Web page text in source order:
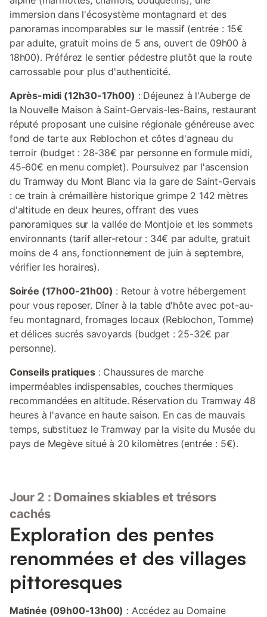
immersion dans l'écosystème montagnard et des
panoramas incomparables sur le massif (entrée : 15€
par adulte, gratuit moins de 5 ans, ouvert de 09h00 à
18h00). Préférez le sentier pédestre plutôt que la route
carrossable pour plus d'authenticité.
Après-midi (12h30-17h00) : Déjeunez à l'Auberge de
la Nouvelle Maison à Saint-Gervais-les-Bains, restaurant
réputé proposant une cuisine régionale généreuse avec
fond de tarte aux Reblochon et côtes d'agneau du
terroir (budget : 28-38€ par personne en formule midi,
45-60€ en menu complet). Poursuivez par l'ascension
du Tramway du Mont Blanc via la gare de Saint-Gervais
: ce train à crémaillère historique grimpe 2 142 mètres
d'altitude en deux heures, offrant des vues
panoramiques sur la vallée de Montjoie et les sommets
environnants (tarif aller-retour : 34€ par adulte, gratuit
moins de 4 ans, fonctionnement de juin à septembre,
vérifier les horaires).
Soirée (17h00-21h00) : Retour à votre hébergement
pour vous reposer. Dîner à la table d'hôte avec pot-au-
feu montagnard, fromages locaux (Reblochon, Tomme)
et délices sucrés savoyards (budget : 25-32€ par
personne).
Conseils pratiques: Chaussures de marche
imperméables indispensables, couches thermiques
recommandées en altitude. Réservation du Tramway 48
heures à l'avance en haute saison. En cas de mauvais
temps, substituez le Tramway par la visite du Musée du
pays de Megève situé à 20 kilomètres (entrée : 5€).
Jour 2 : Domaines skiables et trésors
cachés
Exploration des pentes
renommées et des villages
pittoresques
Matinée (09h00-13h00) : Accédez au Domaine